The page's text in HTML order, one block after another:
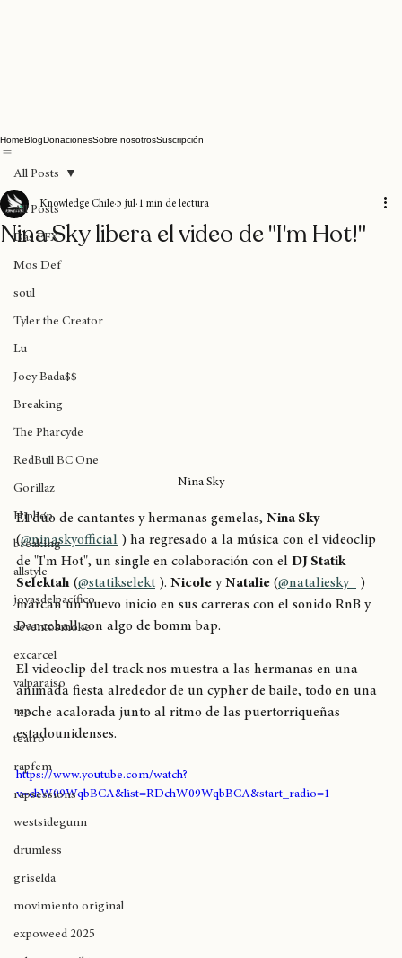
All Posts
Das EFX
Mos Def
soul
Tyler the Creator
Lu
Joey Bada$$
Breaking
The Pharcyde
RedBull BC One
Gorillaz
Hiphop
breaking
allstyle
joyasdelpacífico
seventosmoke
excarcel
valparaíso
rap
teatro
rapfem
rapsessions
westsidegunn
drumless
movimiento original
expoweed 2025
All Posts
Nina Sky libera el video de "I'm Hot!"
Knowledge Chile 1 min de lectura
El dúo de cantantes y hermanas gemelas, Nina Sky
(@ninaskyofficial ) ha regresado a la música con el videoclip
de "I'm Hot", un single en colaboración con el DJ Statik
Selektah (@statikselekt ). Nicole y Natalie ( @nataliesky_ )
marcan un nuevo inicio en sus carreras con el sonido RnB y
Dancehall con algo de bomm bap.
El videoclip del track nos muestra a las hermanas en una
animada fiesta alrededor de un cypher de baile, todo en una
noche acalorada junto al ritmo de las puertorriqueñas
https://www.youtube.com/watch?
v=chW09WqbBCA&list=RDchW09WqbBCA&start_radio=1